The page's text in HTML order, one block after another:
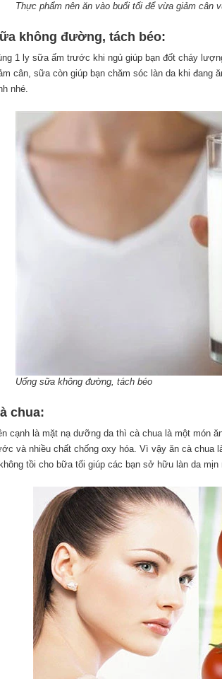
Thực phẩm nên ăn vào buổi tối để vừa giảm cân
không đường, tách béo:
1 ly sữa ấm trước khi ngủ giúp bạn đốt cháy
cân, sữa còn giúp bạn chăm sóc làn da khi đang
nhé.
Uống sữa không đường, tách béo
chua:
cạnh là mặt nạ dưỡng da thì cà chua là một món
và nhiều chất chống oxy hóa. Vì vậy ăn cà chua
tồi cho bữa tối giúp các bạn sở hữu làn da mịn